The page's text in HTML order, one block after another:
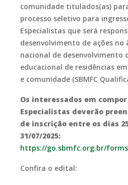
comunidade titulados(as)
processo seletivo para
Especialistas que será
desenvolvimento de ações
nacional de desenvolvimento
educacional de residências
e comunidade (SBMFC
Os interessados em
Especialistas deverão
de inscrição entre os dias
31/07/2025:
https://go.sbmfc.org.br/
Confira o edital: